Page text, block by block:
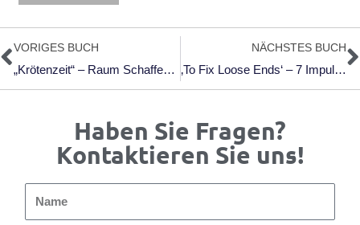
Zurück
VORIGES BUCH
„Krötenzeit“ – Raum Schaffen Für Das, Was Wir Gerne Aufschieben
NÄCHSTES BUCH
‚To Fix Loose Ends‘ – 7 Impulse Rund Um Den Zeigarnik-Effekt
Haben Sie Fragen?
Kontaktieren Sie uns!